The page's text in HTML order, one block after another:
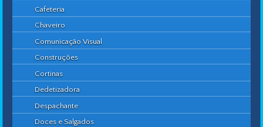
Cafeteria
Chaveiro
Comunicação Visual
Construções
Cortinas
Dedetizadora
Despachante
Doces e Salgados